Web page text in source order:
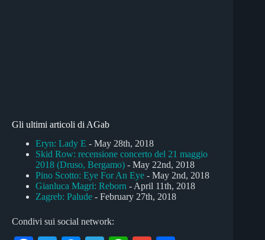
Gli ultimi articoli di AGab
Eryn: Lady E - May 28th, 2018
Skid Row: recensione concerto del 21 maggio
2018 (Druso, Bergamo) - May 22nd, 2018
Pino Scotto: Eye For An Eye - May 2nd, 2018
Gianluca Magri: Reborn - April 11th, 2018
Zagreb: Palude - February 27th, 2018
Condivi sui social network: